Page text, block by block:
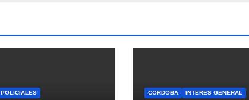
POLICIALES CORDOBA INTERES GENERAL